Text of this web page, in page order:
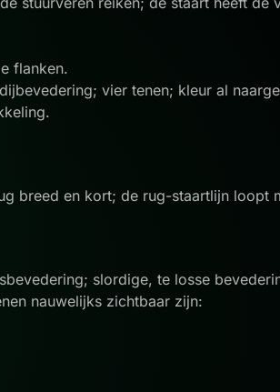
flanken.
vier tenen; kleur al
breed en kort; de rug-staartlijn loopt
slordige, te losse
nauwelijks zichtbaar zijn: